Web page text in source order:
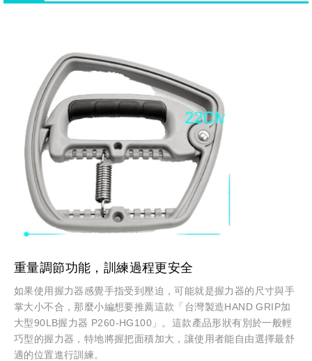
重量調節功能，訓練過程更安全
如果使用握力器感覺手指受到壓迫，可能就是握力器的尺寸與手
掌大小不合，那麼小編想要推薦這款「台灣製造HAND GRIP加
大型90LB握力器 P260-HG100」。這款產品形狀有別於一般輕
巧型的握力器，特地將握把面積加大，讓使用者能自由選擇最舒
適的位置進行訓練。